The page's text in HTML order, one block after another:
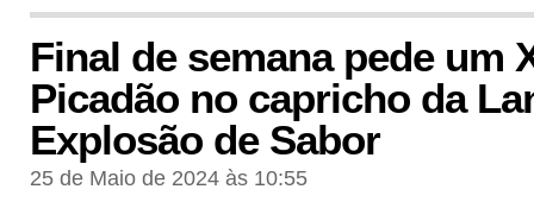
Final de semana pede um
Picadão no capricho da
Explosão de Sabor
25 de Maio de 2024 às 10:55